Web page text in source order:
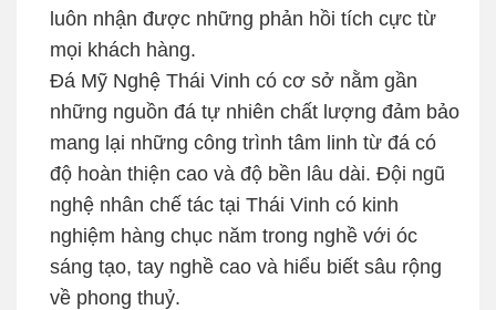
luôn nhận được những phản hồi tích cực từ
mọi khách hàng.
Đá Mỹ Nghệ Thái Vinh có cơ sở nằm gần
những nguồn đá tự nhiên chất lượng đảm bảo
mang lại những công trình tâm linh từ đá có
độ hoàn thiện cao và độ bền lâu dài. Đội ngũ
nghệ nhân chế tác tại Thái Vinh có kinh
nghiệm hàng chục năm trong nghề với óc
sáng tạo, tay nghề cao và hiểu biết sâu rộng
về phong thuỷ.